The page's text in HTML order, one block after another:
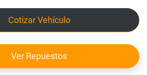
Cotizar Vehículo
Ver Repuestos